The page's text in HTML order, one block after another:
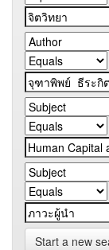
Start a new